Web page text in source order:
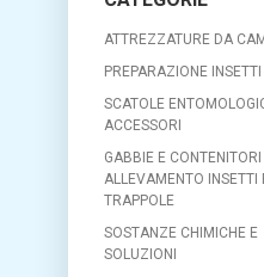
ATTREZZATURE DA
PREPARAZIONE INSETTI
SCATOLE
ACCESSORI
GABBIE E CONTENITORI
ALLEVAMENTO INSETTI
TRAPPOLE
SOSTANZE CHIMICHE E
SOLUZIONI